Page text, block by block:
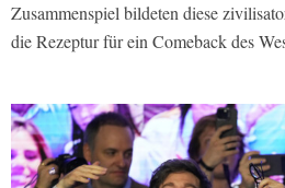
Zusammenspiel bildeten diese
die Rezeptur für ein Comeback des